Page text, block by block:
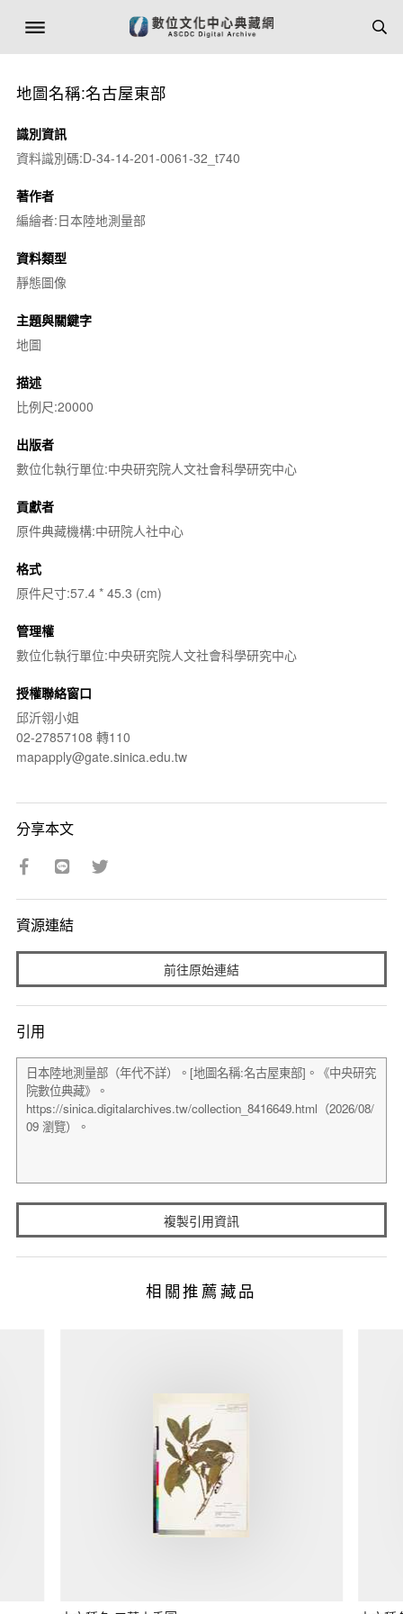
地圖名稱:名古屋東部
識別資訊
資料識別碼:D-34-14-201-0061-32_t740
著作者
編繪者:日本陸地測量部
資料類型
靜態圖像
主題與關鍵字
地圖
描述
比例尺:20000
出版者
數位化執行單位:中央研究院人文社會科學研究中心
貢獻者
原件典藏機構:中研院人社中心
格式
原件尺寸:57.4 * 45.3 (cm)
管理權
數位化執行單位:中央研究院人文社會科學研究中心
授權聯絡窗口
邱沂翎小姐
02-27857108 轉110
mapapply@gate.sinica.edu.tw
分享本文
資源連結
前往原始連結
引用
複製引用資訊
相關推薦藏品